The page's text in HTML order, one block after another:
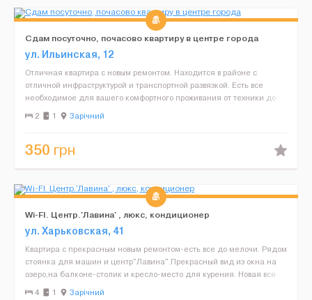
Сдам посуточно, почасово квартиру в центре города
ул. Ильинская, 12
Отличная квартира с новым ремонтом. Находится в районе с
отличной инфраструктурой и транспортной развязкой. Есть все
необходимое для вашего комфортного проживания от техники до
банных пренадлежностей. Постоянным клиентам скидки. Н...
2 1 Зарічний
350 грн
Wi-FI. Центр.'Лавина' , люкс, кондиционер
ул. Харьковская, 41
Квартира с прекрасным новым ремонтом-есть все до мелочи. Рядом
стоянка для машин и центр"Лавина".Прекрасный вид из окна на
озеро,на балконе-столик и кресло-место для курения. Новая вся
мебель и бытовая техника (стир. машинка, конд...
4 1 Зарічний